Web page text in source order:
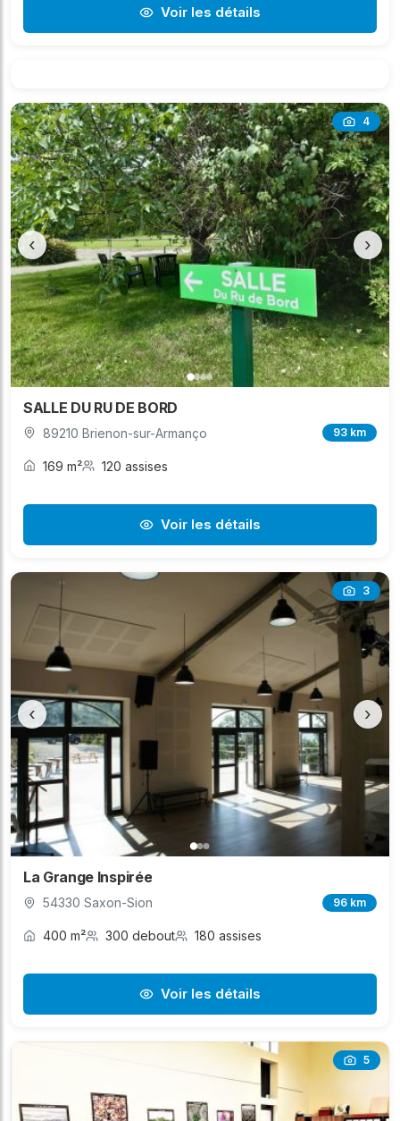
Voir les détails
4
‹ ›
SALLE DU RU DE BORD
89210 Brienon-sur-Armanço 93 km
169 m² 120 assises
Voir les détails
3
‹ ›
La Grange Inspirée
54330 Saxon-Sion 96 km
400 m² 300 debout 180 assises
Voir les détails
5